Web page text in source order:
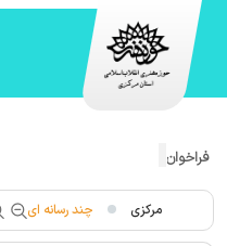
فراخوان نشان ملی «کربلایی کاظم
مرکزی چند رسانه ای